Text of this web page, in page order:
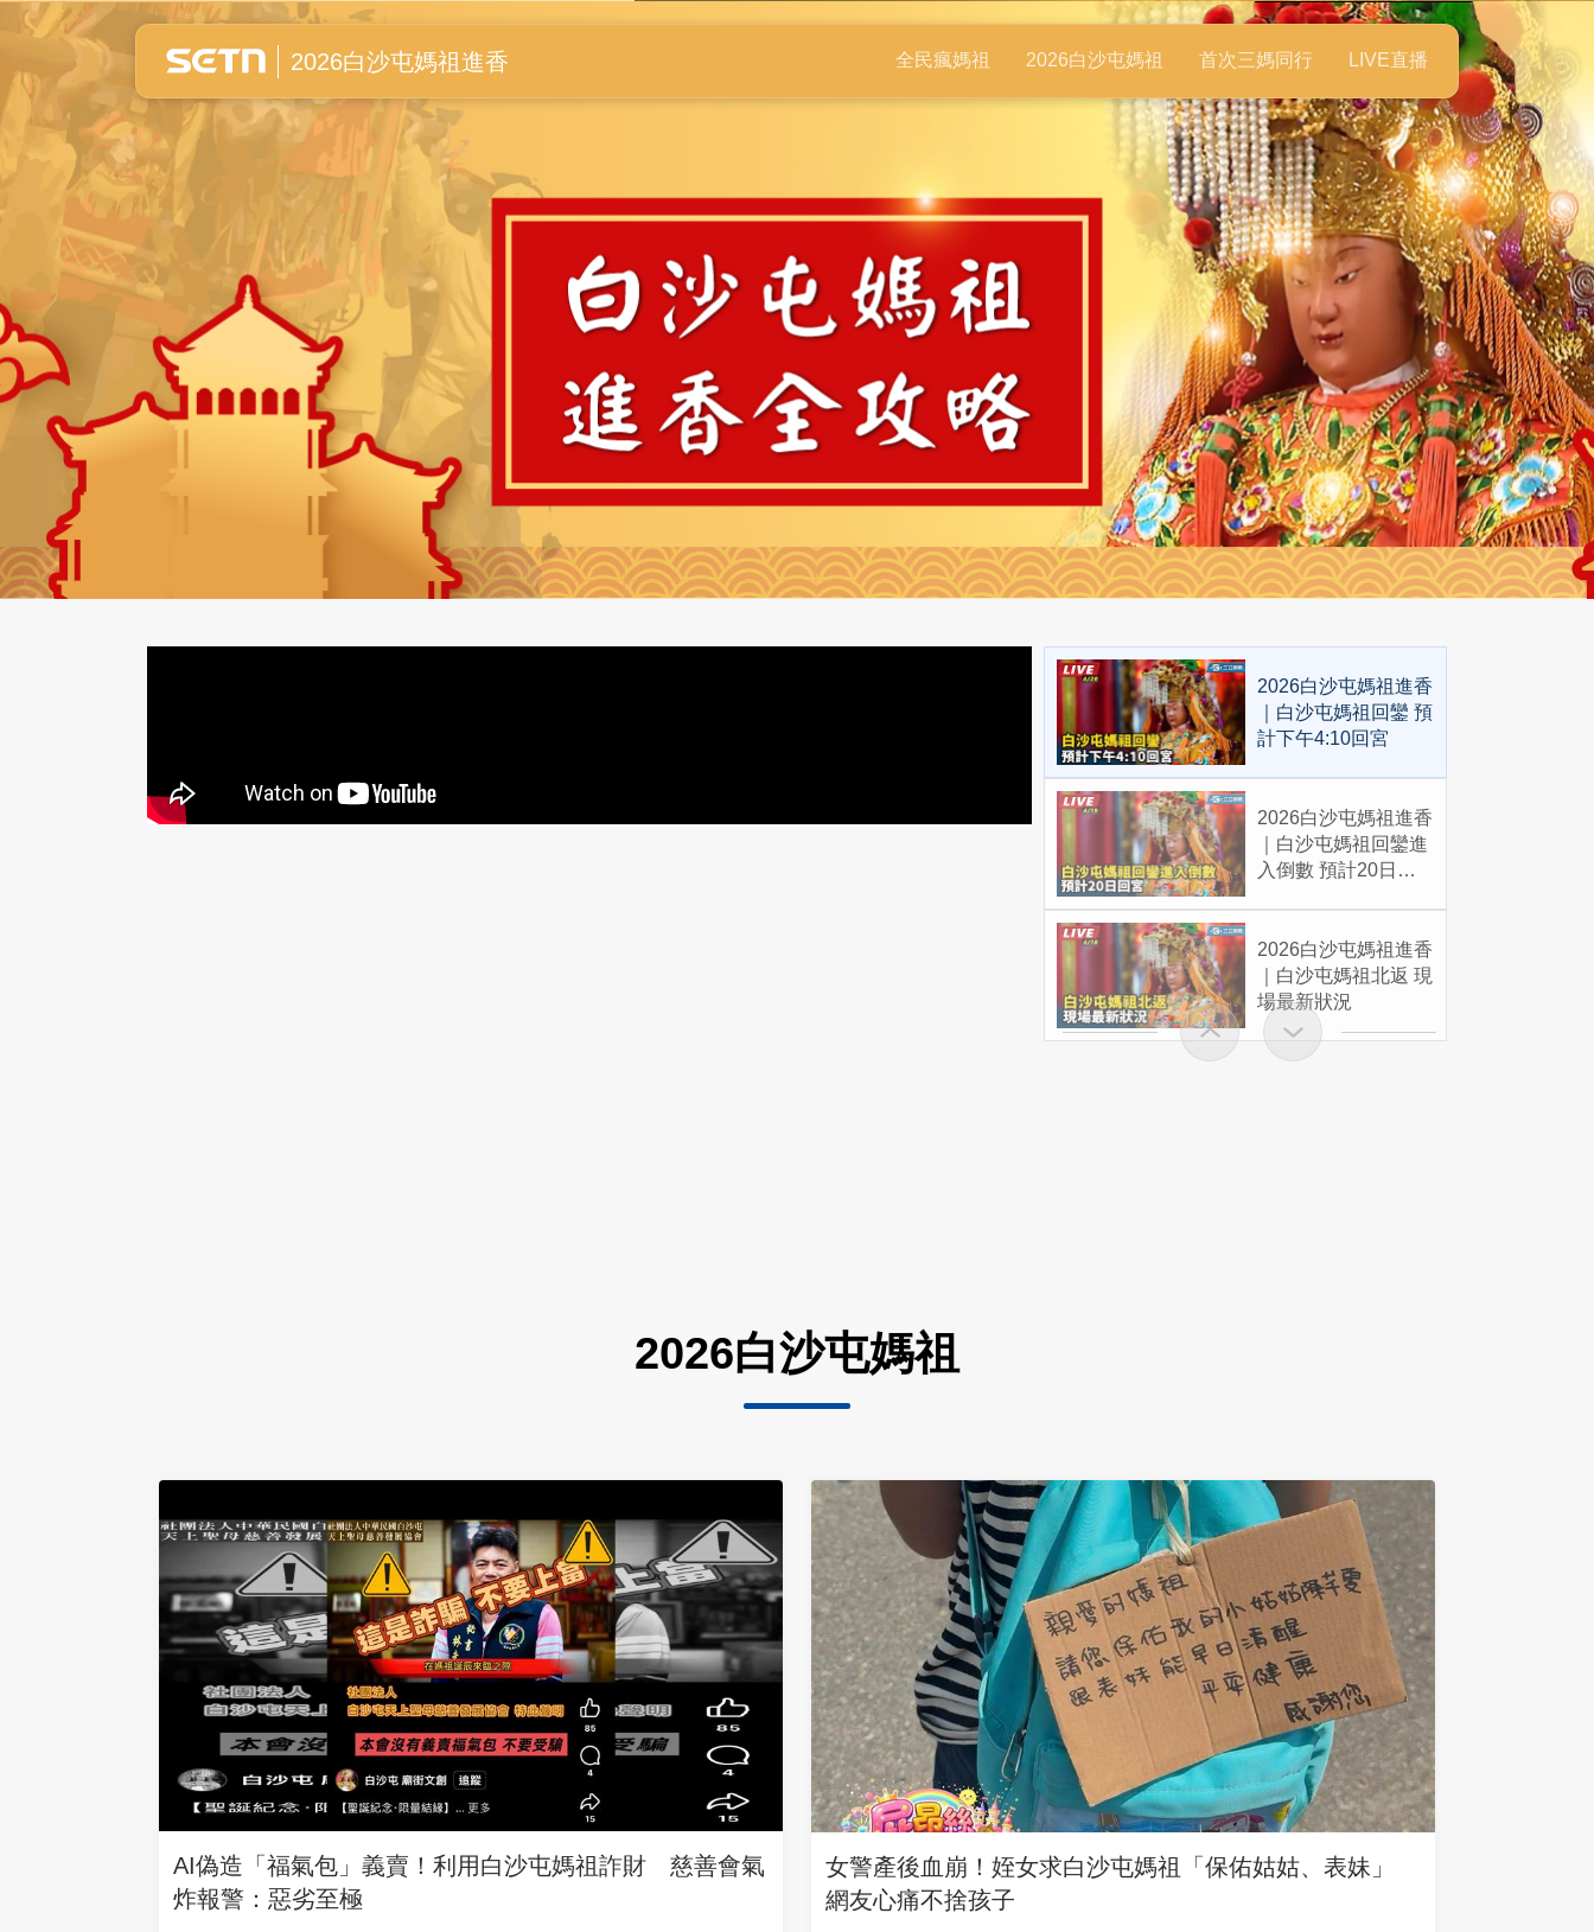
白沙屯媽祖進香全紀錄
2026白沙屯媽祖進香 全民瘋媽祖 2026白沙屯媽祖 首次三媽同行 LIVE直播
2026白沙屯媽祖進香
｜白沙屯媽祖回鑾 預
計下午4:10回宮
2026白沙屯媽祖進香
｜白沙屯媽祖回鑾進
入倒數 預計20日回
2026白沙屯媽祖進香
｜白沙屯媽祖北返 現
場最新狀況
2026白沙屯媽祖
AI偽造「福氣包」義賣！利用白沙屯媽祖詐財 慈善會氣
炸報警：惡劣至極
女警產後血崩！姪女求白沙屯媽祖「保佑姑姑、表妹」
網友心痛不捨孩子